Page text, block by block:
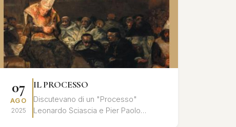
07
AGO
2025
IL PROCESSO
Discutevano di un "Processo"
Leonardo Sciascia e Pier Paolo